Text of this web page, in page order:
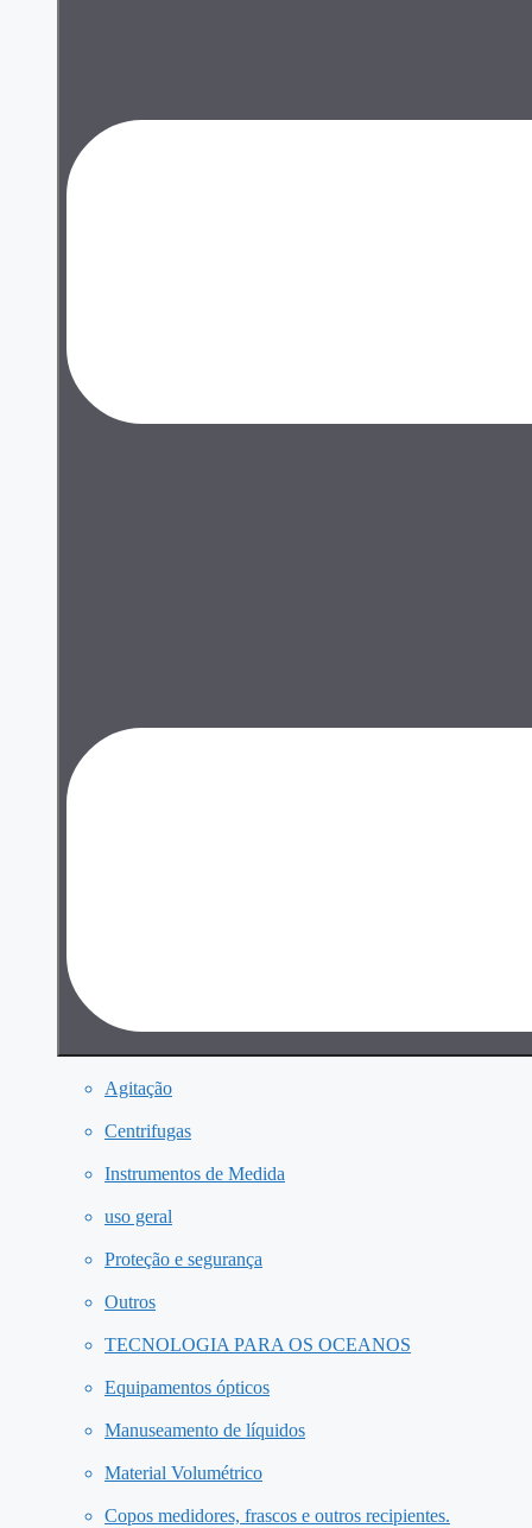
Agitação
Centrifugas
Instrumentos de Medida
uso geral
Proteção e segurança
Outros
TECNOLOGIA PARA OS OCEANOS
Equipamentos ópticos
Manuseamento de líquidos
Material Volumétrico
Copos medidores, frascos e outros recipientes.